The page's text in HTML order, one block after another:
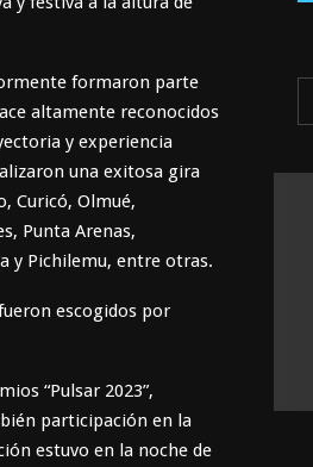
formaron parte
altamente reconocidos
y experiencia
una exitosa gira
Curicó, Olmué,
Punta Arenas,
y Pichilemu, entre otras.
escogidos por
“Pulsar 2023”,
participación en la
estuvo en la noche de